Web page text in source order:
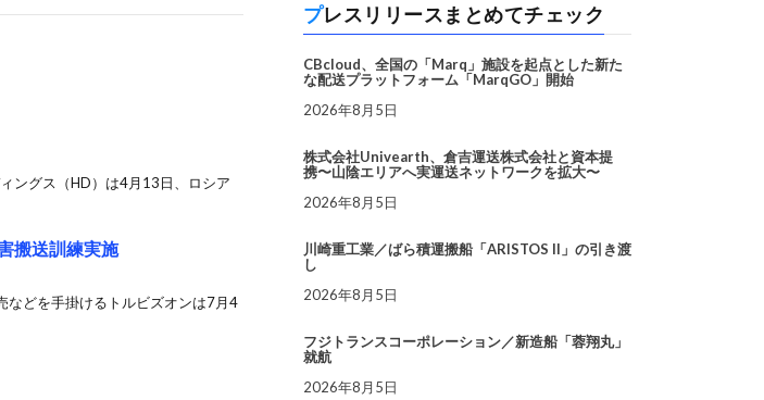
ングス（HD）は4月13日、ロシア
搬送訓練実施
などを手掛けるトルビズオンは7月4
プレスリリースまとめてチェック
CBcloud、全国の「Marq」施設を起点とした新た
な配送プラットフォーム「MarqGO」開始
2026年8月5日
株式会社Univearth、倉吉運送株式会社と資本提
携〜山陰エリアへ実運送ネットワークを拡大〜
2026年8月5日
川崎重工業／ばら積運搬船「ARISTOS II」の引き渡
し
2026年8月5日
フジトランスコーポレーション／新造船「蓉翔丸」
就航
2026年8月5日